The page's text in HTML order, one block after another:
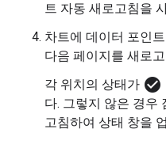
트 자동 새로고침을
차트에 데이터 포인
다음 페이지를 새로
각 위치의 상태가 check_circle
다. 그렇지 않은 경우
고침하여 상태 창을